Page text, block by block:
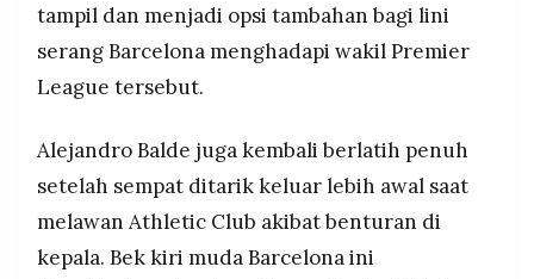
tampil dan menjadi opsi tambahan bagi lini
serang Barcelona menghadapi wakil Premier
League tersebut.
Alejandro Balde juga kembali berlatih penuh
setelah sempat ditarik keluar lebih awal saat
melawan Athletic Club akibat benturan di
kepala. Bek kiri muda Barcelona ini